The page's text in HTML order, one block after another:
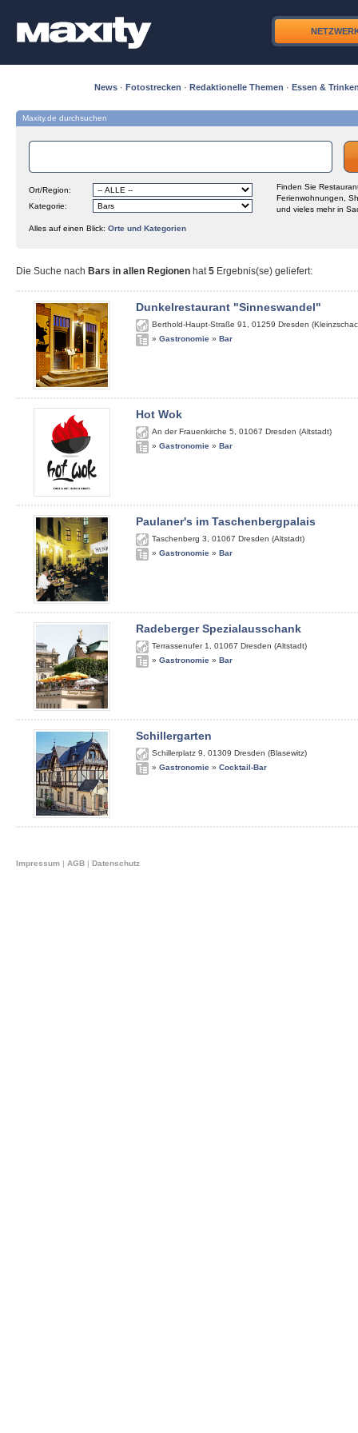
News · Fotostrecken · Redaktionelle Themen · Essen &
Maxity.de durchsuchen
Ort/Region:
Kategorie:
Finden Sie
Ferienwohnungen,
und vieles mehr in
Alles auf einen Blick: Orte und Kategorien
Die Suche nach Bars in allen Regionen hat5 Ergebnis(se) geliefert:
Dunkelrestaurant "Sinneswandel"
Berthold-Haupt-Straße 91 01259 Dresden
» Gastronomie » Bar
Hot Wok
An der Frauenkirche 5 01067 Dresden (Altstadt)
» Gastronomie » Bar
Paulaner's im Taschenbergpalais
Taschenberg 3 01067 Dresden (Altstadt)
» Gastronomie » Bar
Radeberger Spezialausschank
Terrassenufer 1 01067 Dresden (Altstadt)
» Gastronomie » Bar
Schillergarten
Schillerplatz 9 01309 Dresden (Blasewitz)
» Gastronomie » Cocktail-Bar
Impressum | AGB | Datenschutz